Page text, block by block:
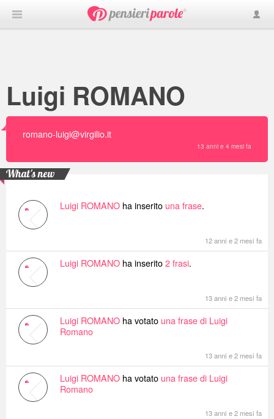
Luigi ROMANO
romano-luigi@virgilio.it
13 anni e 4 mesi fa
What's new
Luigi ROMANO ha inserito una frase.
12 anni e 2 mesi fa
Luigi ROMANO ha inserito2 frasi.
13 anni e 2 mesi fa
Luigi ROMANO ha votato una frase di Luigi
Romano
13 anni e 2 mesi fa
Luigi ROMANO ha votato una frase di Luigi
Romano
13 anni e 2 mesi fa